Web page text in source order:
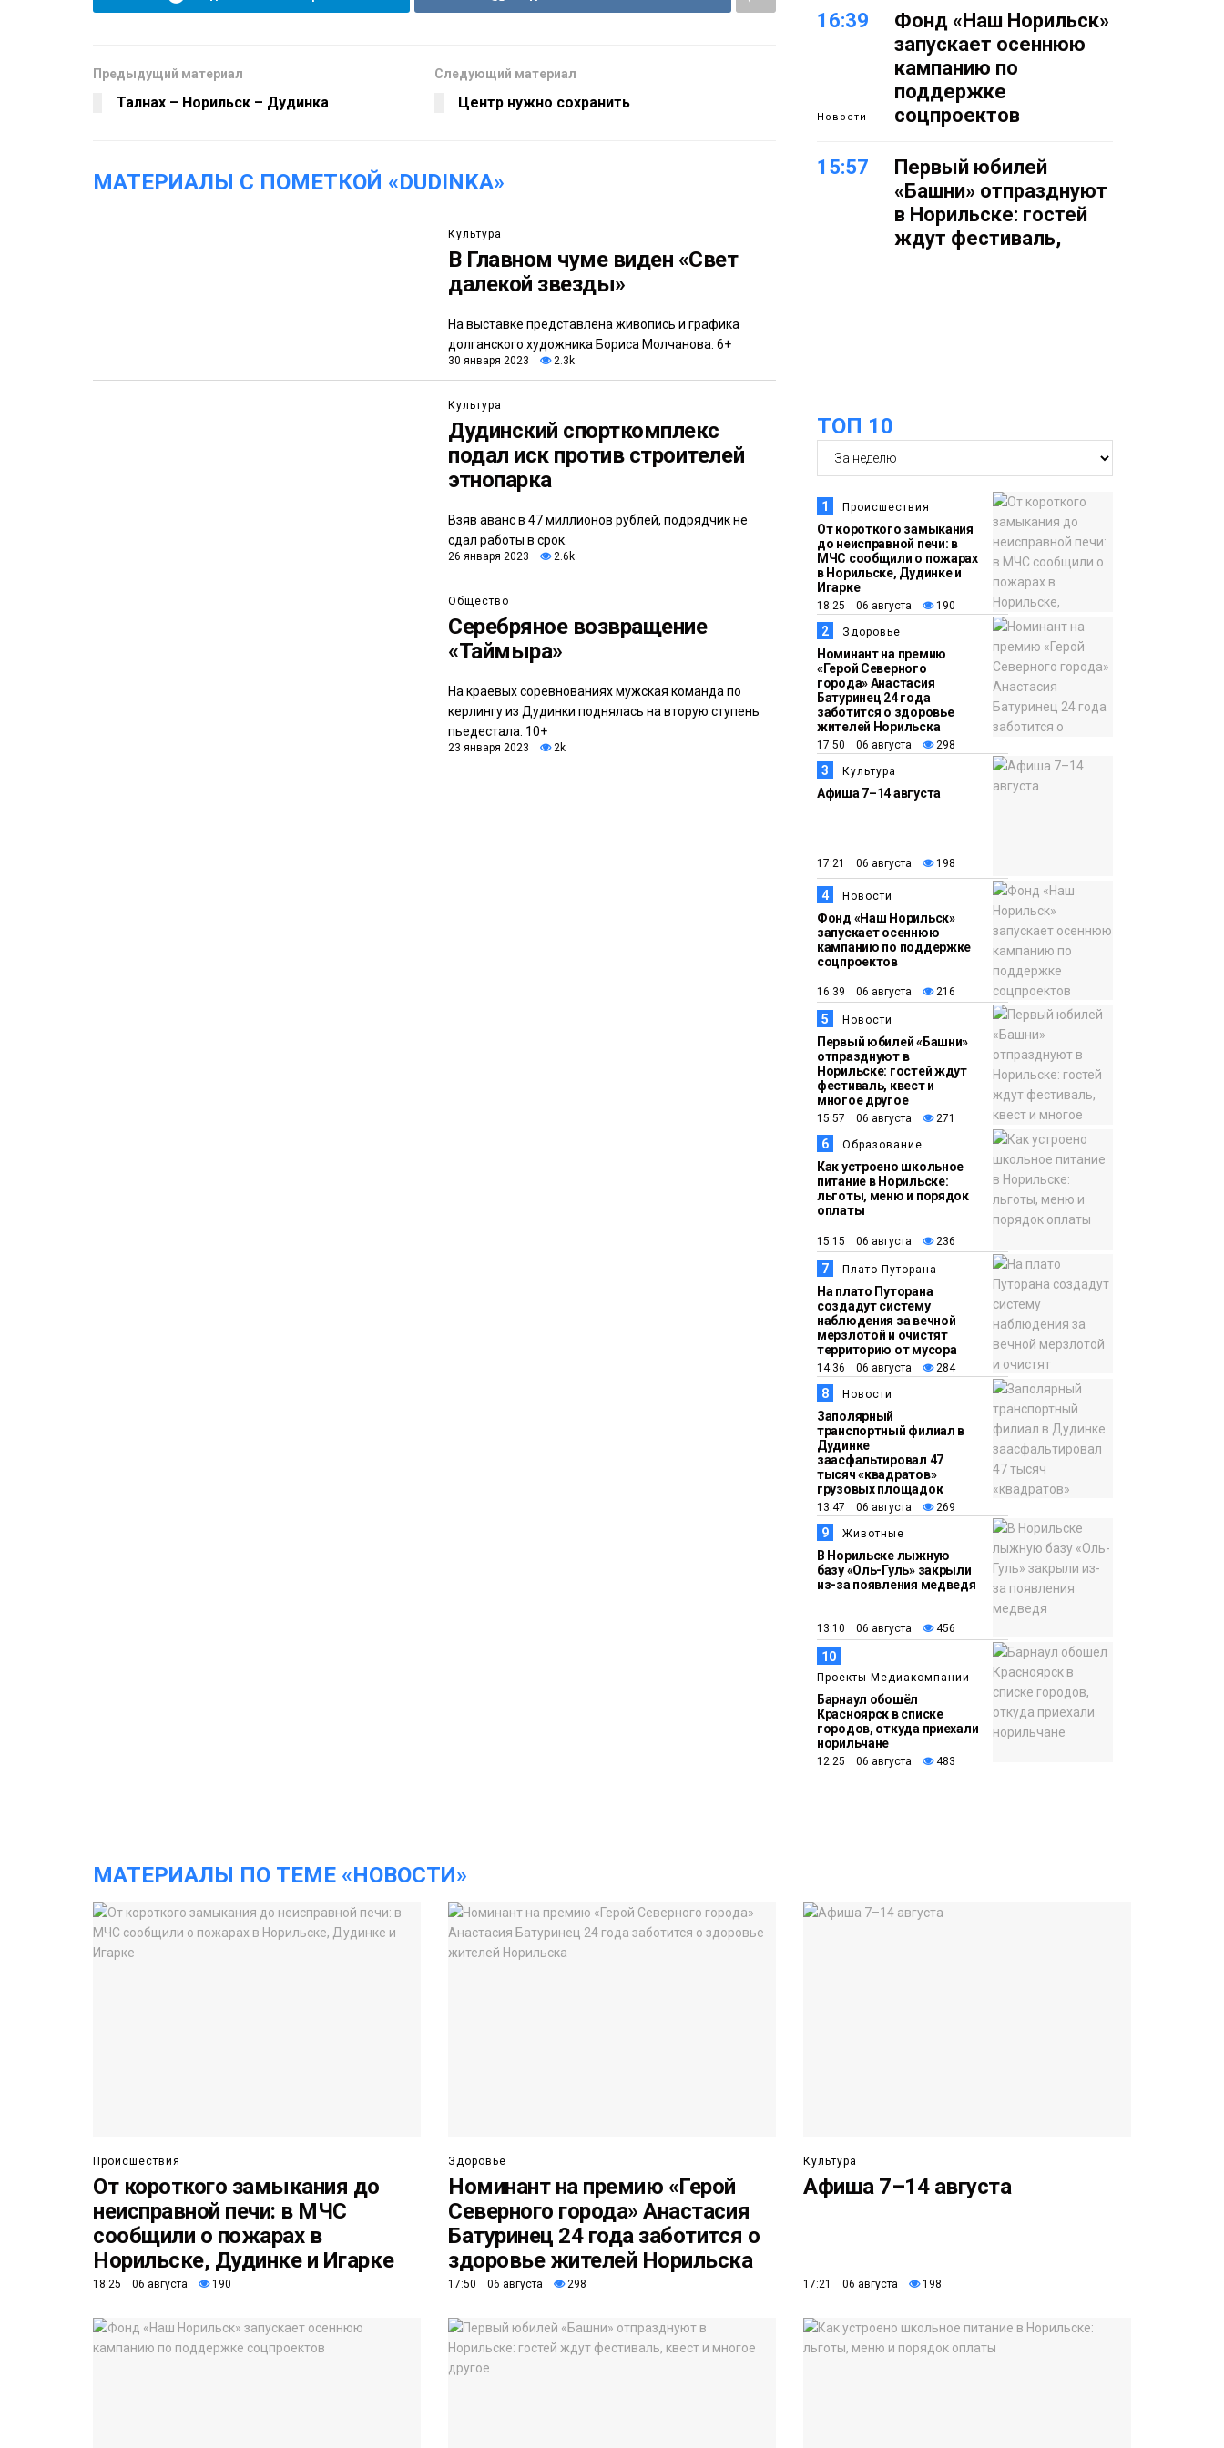
Предыдущий материал
Талнах – Норильск – Дудинка
Следующий материал
Центр нужно сохранить
МАТЕРИАЛЫ С ПОМЕТКОЙ «DUDINKA»
Культура
В Главном чуме виден «Свет
далекой звезды»
На выставке представлена живопись и графика
долганского художника Бориса Молчанова. 6+
30 января 2023 2.3k
Культура
Дудинский спорткомплекс
подал иск против строителей
этнопарка
Взяв аванс в 47 миллионов рублей, подрядчик не
сдал работы в срок.
26 января 2023 2.6k
Общество
Серебряное возвращение
«Таймыра»
На краевых соревнованиях мужская команда по
керлингу из Дудинки поднялась на вторую ступень
пьедестала. 10+
23 января 2023 2k
16:39
Новости
Фонд «Наш Норильск»
запускает осеннюю
кампанию по
поддержке
соцпроектов
15:57
Первый юбилей
«Башни» отпразднуют
в Норильске: гостей
ждут фестиваль,
14:36
Плато
Путорана
На плато Путорана
создадут систему
наблюдения за вечной
мерзлотой и очистят
территорию от мусора
13:47
Новости
Заполярный
транспортный филиал
в Дудинке
заасфальтировал 47
тысяч «квадратов»
грузовых площадок
13:10
В Норильске лыжную
базу «Оль-Гуль»
12:25
Медиакомпании
Барнаул обошёл
Красноярск в
списке городов,
откуда приехали
норильчане
ТОП 10
1 Происшествия
От короткого замыкания
до неисправной печи: в
МЧС сообщили о пожарах
в Норильске, Дудинке и
Игарке
18:25 06 августа 190
2 Здоровье
Номинант на премию
«Герой Северного
города» Анастасия
Батуринец 24 года
заботится о здоровье
жителей Норильска
17:50 06 августа 298
3 Культура
Афиша 7–14 августа
17:21 06 августа 198
4 Новости
Фонд «Наш Норильск»
запускает осеннюю
кампанию по поддержке
соцпроектов
16:39 06 августа 216
5 Новости
Первый юбилей «Башни»
отпразднуют в
Норильске: гостей ждут
фестиваль, квест и
многое другое
15:57 06 августа 271
6 Образование
Как устроено школьное
питание в Норильске:
льготы, меню и порядок
оплаты
15:15 06 августа 236
7 Плато Путорана
На плато Путорана
создадут систему
наблюдения за вечной
мерзлотой и очистят
территорию от мусора
14:36 06 августа 284
8 Новости
Заполярный
транспортный филиал в
Дудинке
заасфальтировал 47
тысяч «квадратов»
грузовых площадок
13:47 06 августа 269
9 Животные
В Норильске лыжную
базу «Оль-Гуль» закрыли
из-за появления медведя
13:10 06 августа 456
10
Проекты Медиакомпании
Барнаул обошёл
Красноярск в списке
городов, откуда приехали
норильчане
12:25 06 августа 483
МАТЕРИАЛЫ ПО ТЕМЕ «НОВОСТИ»
Происшествия
От короткого замыкания до
неисправной печи: в МЧС
сообщили о пожарах в
Норильске, Дудинке и Игарке
18:25 06 августа 190
Здоровье
Номинант на премию «Герой
Северного города» Анастасия
Батуринец 24 года заботится о
здоровье жителей Норильска
17:50 06 августа 298
Культура
Афиша 7–14 августа
17:21 06 августа 198